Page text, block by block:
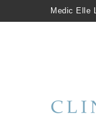
Medic Elle